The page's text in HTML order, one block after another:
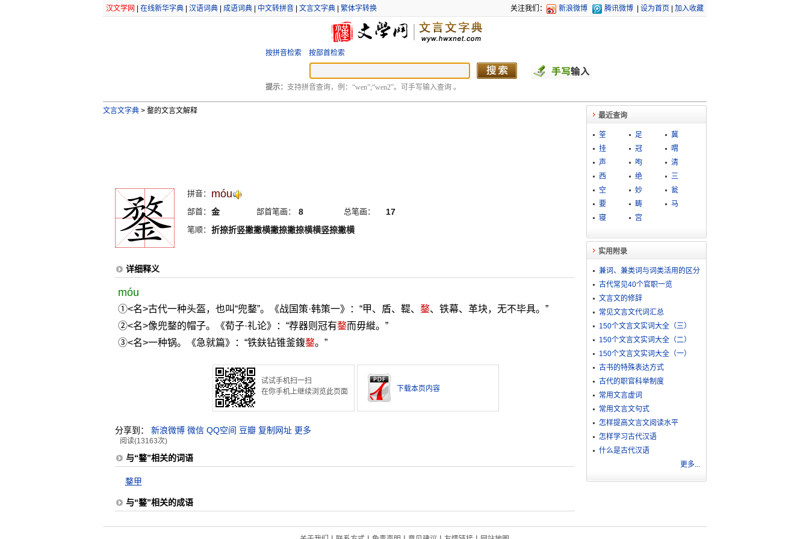
汉文学网 在线新华字典| 汉语词典| 成语词典| 中文转拼音| 文言文字典| 繁体字转换 关注我们： 新浪微博 腾讯微博 设为首页 加入收藏
按拼音检索 按部首检索
提示： 支持拼音查询，例：“wen”;“wen2”。可手写输入查询 。
文言文字典 >鍪的文言文解释
拼音： móu
部首： 金 部首笔画： 8 总笔画： 17
笔顺： 折捺折竖撇撇横撇捺撇捺横横竖捺撇横
详细释义
móu
①<名>古代一种头盔，也叫“兜鍪”。《战国策·韩策一》：“甲、盾、鞮、 鍪、铁幕、革块，无不毕具。”
②<名>像兜鍪的帽子。《荀子·礼论》：“荐器则冠有鍪而毋縰。”
③<名>一种锅。《急就篇》：“铁鈇钻锥釜鍑鍪。”
试试手机扫一扫
在你手机上继续浏览此页面
下载本页内容
分享到： 新浪微博 微信 QQ空间 豆瓣 复制网址 更多
阅读(13163次)
与“鍪”相关的词语
鍪甲
与“鍪”相关的成语
最近查询
筌 足
冀
挂
冠
喟
声
呴
清
西
绝
三
空
妙
瓮
要
畴
马
寝
宫
实用附录
兼词、兼类词与词类活用的区分
古代常见40个官职一览
文言文的修辞
常见文言文代词汇总
150个文言文实词大全（三）
150个文言文实词大全（二）
150个文言文实词大全（一）
古书的特殊表达方式
古代的职官科举制度
常用文言虚词
常用文言文句式
怎样提高文言文阅读水平
怎样学习古代汉语
什么是古代汉语
更多...